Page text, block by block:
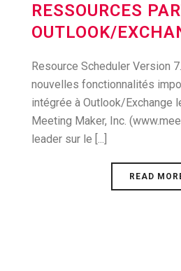
RESSOURCES
OUTLOOK/
Resource Scheduler Version
nouvelles fonctionnalités
intégrée à Outlook/Exchange
Meeting Maker, Inc.
leader sur le [...]
READ